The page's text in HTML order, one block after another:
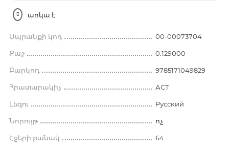
առկա է
Ապրանքի կոդ 00-00073704
Քաշ 0.129000
Բարկոդ 9785171049829
Հրատարակիչ АСТ
Լեզու Русский
Նորույթ ոչ
Էջերի քանակ 64